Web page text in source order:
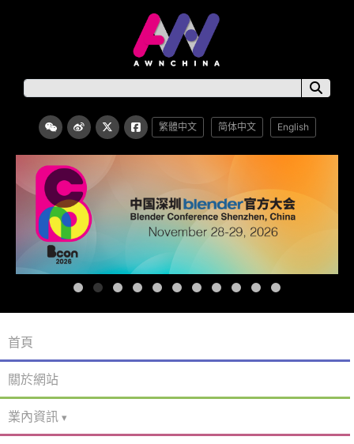
繁體中文 简体中文 English
首頁
關於網站
業內資訊